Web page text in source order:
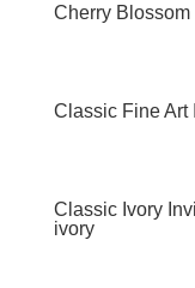
Cherry
Classic Fine Art
Classic Ivory
ivory